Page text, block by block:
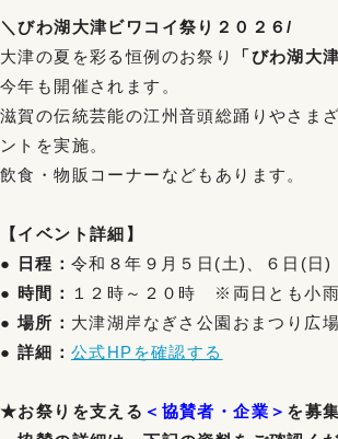
＼びわ湖大津ビワコイ祭り２０２６/
大津の夏を彩る恒例のお祭り
「びわ湖大
今年も開催されます。
滋賀の伝統芸能の江州音頭総踊りやさま
ントを実施。
飲食・物販コーナーなどもあります。
【イベント詳細】
● 日程： 令和８年９月５日(土)、６日(日)
● 時間：
１２時～２０時 ※両日とも小
● 場所： 大津湖岸なぎさ公園おまつり広
● 詳細： 公式HPを確認する
★お祭りを支える ＜協賛者・企業＞ を募